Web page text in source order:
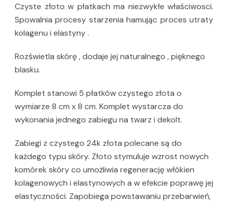
Czyste złoto w płatkach ma niezwykłe właściwosci.
Spowalnia procesy starzenia hamując proces utraty
kolagenu i elastyny .
Rozświetla skórę , dodaje jej naturalnego , pięknego
blasku.
Komplet stanowi 5 płatków czystego złota o
wymiarze 8 cm x 8 cm. Komplet wystarcza do
wykonania jednego zabiegu na twarz i dekolt.
Zabiegi z czystego 24k złota polecane są do
każdego typu skóry. Złoto stymuluje wzrost nowych
komórek skóry co umożliwia regenerację włókien
kolagenowych i elastynowych a w efekcie poprawę jej
elastyczności. Zapobiega powstawaniu przebarwień,